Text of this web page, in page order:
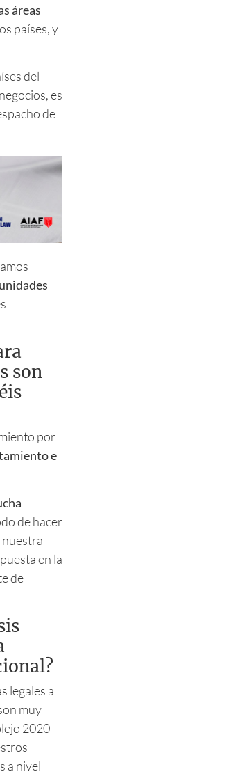
áreas
países, y
del
es
de
son
por
e
de hacer
nuestra
en la
de
legales a
muy
2020
a nivel